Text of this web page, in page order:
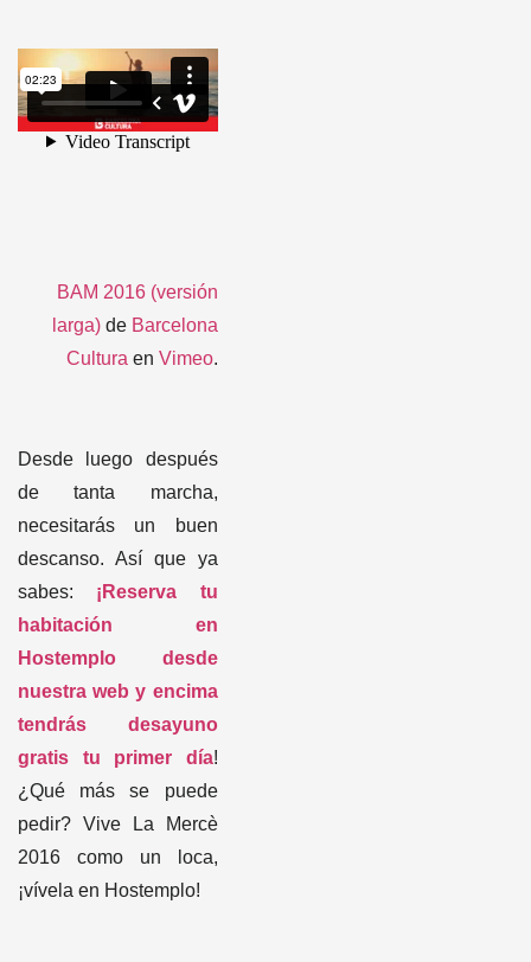
BAM 2016 (versión
larga)deBarcelona
CulturaenVimeo
de tanta marcha,
necesitarás un buen
descanso. Así que ya
Hostemplo desde
nuestra web y encima
tendrás desayuno
gratis tu primer día
¿Qué más se puede
pedir? Vive La Mercè
2016 como un loca,
¡vívela en Hostemplo!
28/07/2026General
Eclipse solar en Barcelona 2026
guía para verlo desde la Sagrada
Familia